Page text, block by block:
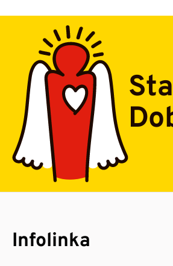
Infolinka